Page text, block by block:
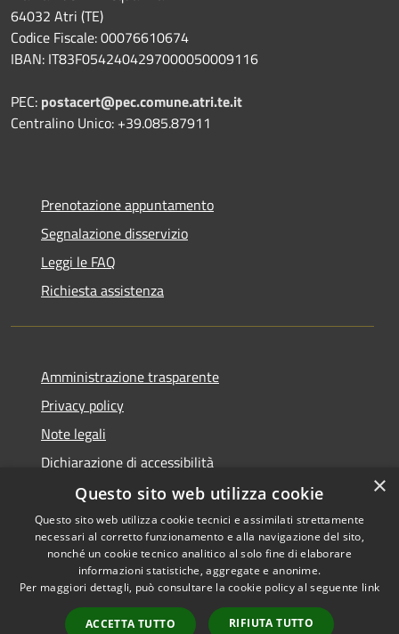
64032 Atri (TE)
Codice Fiscale: 00076610674
IBAN: IT83F0542404297000050009116
PEC: postacert@pec.comune.atri.te.it
Centralino Unico: +39.085.87911
Prenotazione appuntamento
Segnalazione disservizio
Leggi le FAQ
Richiesta assistenza
Amministrazione trasparente
Privacy policy
Note legali
Dichiarazione di accessibilità
Accessibilità
Privacy
Copyright © 2026 • Comune di
Atri • Powered by
Municipium•Accesso
redazione
×
Questo sito web utilizza cookie
Questo sito web utilizza cookie tecnici e assimilati strettamente
necessari al corretto funzionamento e alla navigazione del sito,
nonché un cookie tecnico analitico al solo fine di elaborare
informazioni statistiche, aggregate e anonime.
Per maggiori dettagli, può consultare la cookie policy al seguente link
ACCETTA TUTTO RIFIUTA TUTTO